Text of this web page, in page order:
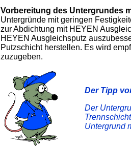
Vorbereitung des Untergrundes
Untergründe mit geringen
zur Abdichtung mit HEYEN
HEYEN Ausgleichsputz
Putzschicht herstellen. Es wird
zuzugeben.
Der Tipp
Der
Untergrund